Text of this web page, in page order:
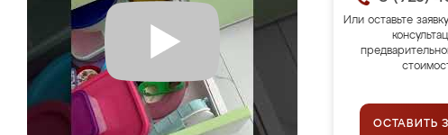
Или оставьте
ОСТАВИТЬ